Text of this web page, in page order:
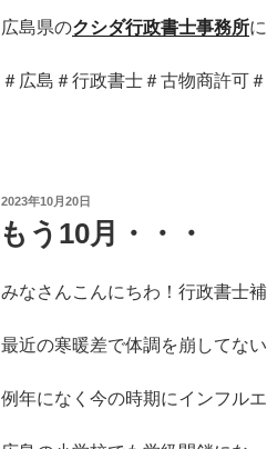
広島県のクシダ行政書士事務所
＃広島＃行政書士＃古物商許可
投
稿
日:
2023年10月20日
もう10月・・・
みなさんこんにちわ！行政書士
最近の寒暖差で体調を崩してな
例年になく今の時期にインフル